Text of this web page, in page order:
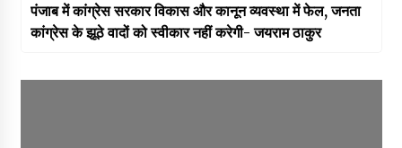
पंजाब में कांग्रेस सरकार विकास और कानून व्यवस्था में फेल, जनता
कांग्रेस के झूठे वादों को स्वीकार नहीं करेगी- जयराम ठाकुर